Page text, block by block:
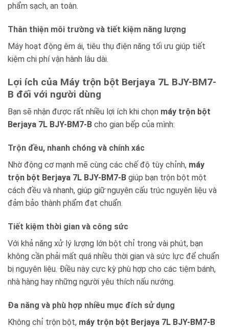
phẩm sạch, an toàn.
Thân thiện môi trường và tiết kiệm năng lượng
Máy hoạt động êm ái, tiêu thụ điện năng tối ưu giúp tiết
kiệm chi phí vận hành lâu dài.
Lợi ích của Máy trộn bột Berjaya 7L BJY-BM7-
B đối với người dùng
Bạn sẽ nhận được rất nhiều lợi ích khi chọn máy trộn bột
Berjaya 7L BJY-BM7-B cho gian bếp của mình:
Trộn đều, nhanh chóng và chính xác
Nhờ động cơ mạnh mẽ cùng các chế độ tùy chỉnh, máy
trộn bột Berjaya 7L BJY-BM7-B giúp bạn trộn bột một
cách đều và nhanh, giúp giữ nguyên cấu trúc nguyên liệu và
đảm bảo thành phẩm đạt chuẩn.
Tiết kiệm thời gian và công sức
Với khả năng xử lý lượng lớn bột chỉ trong vài phút, bạn
không cần phải mất quá nhiều thời gian và sức lực để chuẩn
bị nguyên liệu. Điều này cực kỳ phù hợp cho các tiệm bánh,
nhà hàng hay những người yêu thích nấu nướng.
Đa năng và phù hợp nhiều mục đích sử dụng
Không chỉ trộn bột, máy trộn bột Berjaya 7L BJY-BM7-B